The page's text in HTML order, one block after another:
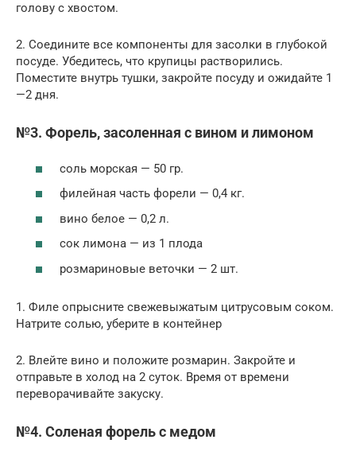
голову с хвостом.
2. Соедините все компоненты для засолки в глубокой
посуде. Убедитесь, что крупицы растворились.
Поместите внутрь тушки, закройте посуду и ожидайте 1
—2 дня.
№3. Форель, засоленная с вином и лимоном
соль морская — 50 гр.
филейная часть форели — 0,4 кг.
вино белое — 0,2 л.
сок лимона — из 1 плода
розмариновые веточки — 2 шт.
1. Филе опрысните свежевыжатым цитрусовым соком.
Натрите солью, уберите в контейнер
2. Влейте вино и положите розмарин. Закройте и
отправьте в холод на 2 суток. Время от времени
переворачивайте закуску.
№4. Соленая форель с медом